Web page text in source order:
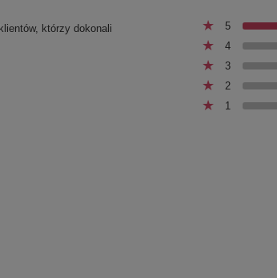
którzy dokonali
5
4
3
2
1